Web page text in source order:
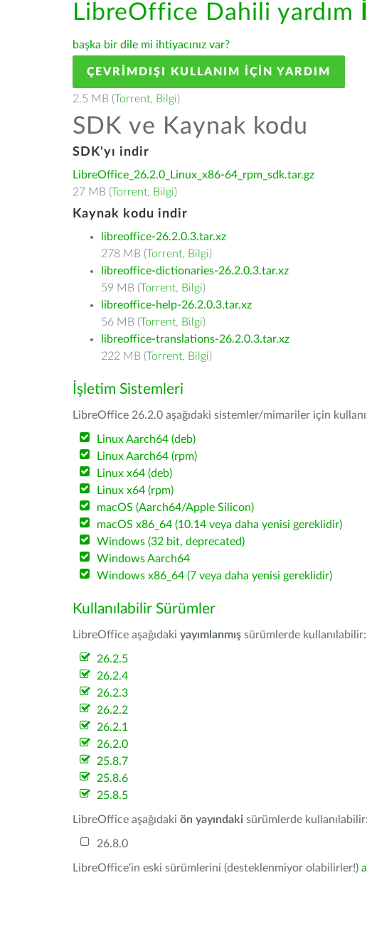
LibreOffice Dahili yardım
başka bir dile mi ihtiyacınız var?
ÇEVRIMDIŞI KULLANIM IÇIN YARDIM
2.5 MB (Torrent, Bilgi)
SDK ve Kaynak kodu
SDK'yı indir
LibreOffice_26.2.0_Linux_x86-64_rpm_sdk.tar.gz
27 MB (Torrent, Bilgi)
Kaynak kodu indir
libreoffice-26.2.0.3.tar.xz
278 MB (Torrent, Bilgi)
libreoffice-dictionaries-26.2.0.3.tar.xz
59 MB (Torrent, Bilgi)
libreoffice-help-26.2.0.3.tar.xz
56 MB (Torrent, Bilgi)
libreoffice-translations-26.2.0.3.tar.xz
222 MB (Torrent, Bilgi)
İşletim Sistemleri
LibreOffice 26.2.0 aşağıdaki sistemler/mimariler için
Linux Aarch64 (deb)
Linux Aarch64 (rpm)
Linux x64 (deb)
Linux x64 (rpm)
macOS (Aarch64/Apple Silicon)
macOS x86_64 (10.14 veya daha yenisi gereklidir)
Windows (32 bit, deprecated)
Windows Aarch64
Windows x86_64 (7 veya daha yenisi gereklidir)
Kullanılabilir Sürümler
LibreOffice aşağıdaki yayımlanmış sürümlerde kullanılabilir:
26.2.5
26.2.4
26.2.3
26.2.2
26.2.1
26.2.0
25.8.7
25.8.6
25.8.5
LibreOffice aşağıdaki ön yayındaki sürümlerde kullanılabilir:
26.8.0
LibreOffice'in eski sürümlerini (desteklenmiyor olabilirler!)